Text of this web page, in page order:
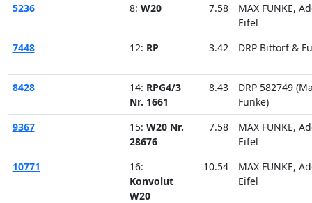
5236
8: W20 7.58
MAX FUNKE,
Eifel
7448
12: RP 3.42 DRP Bittorf &
8428 14: RPG4/3
Nr. 1661
8.43
DRP 582749
Funke)
9367
15: W20 Nr.
28676
7.58
MAX FUNKE,
Eifel
10771
16:
Konvolut
W20
10.54
MAX FUNKE,
Eifel